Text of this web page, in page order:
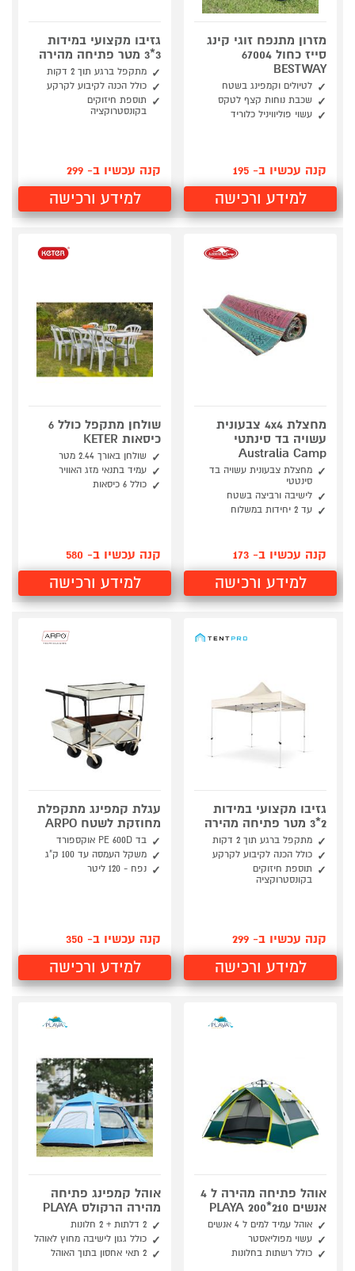
מזרון מתנפח זוגי קינג
סייז כחול 67004
BESTWAY
לטיולים וקמפינג בשטח
שכבת נוחות קצף לטקס
עשוי פוליוויניל כלוריד
קנה עכשיו ב- 195
למידע ורכישה
גזיבו מקצועי במידות
3*3 מטר פתיחה מהירה
מתקפל ברגע תוך 2 דקות
כולל הכנה לקיבוע לקרקע
תוספת חיזוקים
בקונסטרוקציה
קנה עכשיו ב- 299
למידע ורכישה
מחצלת 4x4 צבעונית
עשויה בד סינתטי
Australia Camp
מחצלת צבעונית עשויה בד
סינטטי
לישיבה ורביצה בשטח
עד 2 יחידות במשלוח
קנה עכשיו ב- 173
למידע ורכישה
שולחן מתקפל כולל 6
כיסאות KETER
שולחן באורך 2.44 מטר
עמיד בתנאי מזג האוויר
כולל 6 כיסאות
קנה עכשיו ב- 580
למידע ורכישה
גזיבו מקצועי במידות
2*3 מטר פתיחה מהירה
מתקפל ברגע תוך 2 דקות
כולל הכנה לקיבוע לקרקע
תוספת חיזוקים
בקונסטרוקציה
קנה עכשיו ב- 299
למידע ורכישה
עגלת קמפינג מתקפלת
מחוזקת לשטח ARPO
בד PE 600D אוקספורד
משקל העמסה עד 100 ק"ג
נפח - 120 ליטר
קנה עכשיו ב- 350
למידע ורכישה
אוהל פתיחה מהירה ל 4
אנשים 210*200 PLAYA
אוהל עמיד למים ל 4 אנשים
עשוי מפוליאסטר
כולל רשתות בחלונות
אוהל קמפינג פתיחה
מהירה הרקולס PLAYA
2 דלתות + 2 חלונות
כולל גגון לישיבה מחוץ לאוהל
2 תאי אחסון בתוך האוהל